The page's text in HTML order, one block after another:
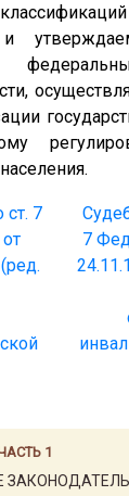
1
и
ст. 7
7